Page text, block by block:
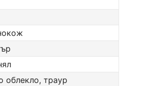
облекло, траур